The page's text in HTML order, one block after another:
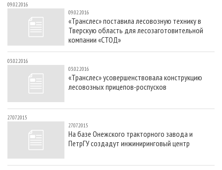
09.02.2016
09.02.2016
«Транслес» поставила лесовозную технику в
Тверскую область для лесозаготовительной
компании «СТОД»
03.02.2016
03.02.2016
«Транслес» усовершенствовала конструкцию
лесовозных прицепов-роспусков
27.07.2015
27.07.2015
На базе Онежского тракторного завода и
ПетрГУ создадут инжиниринговый центр